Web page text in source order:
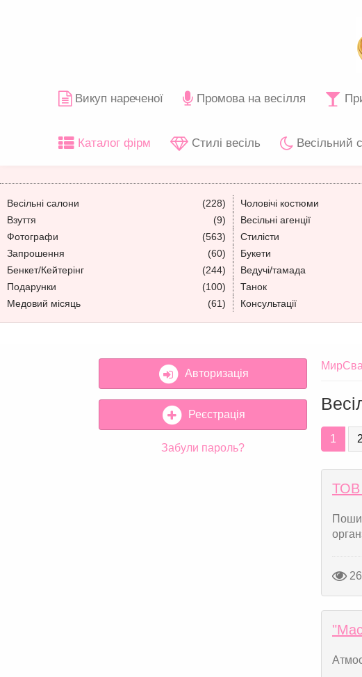
Викуп нареченої Промова на весілля
Каталог фірм Стилі весіль Весільний
Весільні салони (228) Чоловічі костюми
Взуття
(9) Весільні агенції
Фотографи
(563) Стилісти
Запрошення
(60) Букети
Бенкет/Кейтерінг
(244) Ведучі/тамада
Подарунки
(100) Танок
Медовий місяць
(61) Консультації
1 2
ТОВ
Авторизація
Реєстрація
Забули пароль?